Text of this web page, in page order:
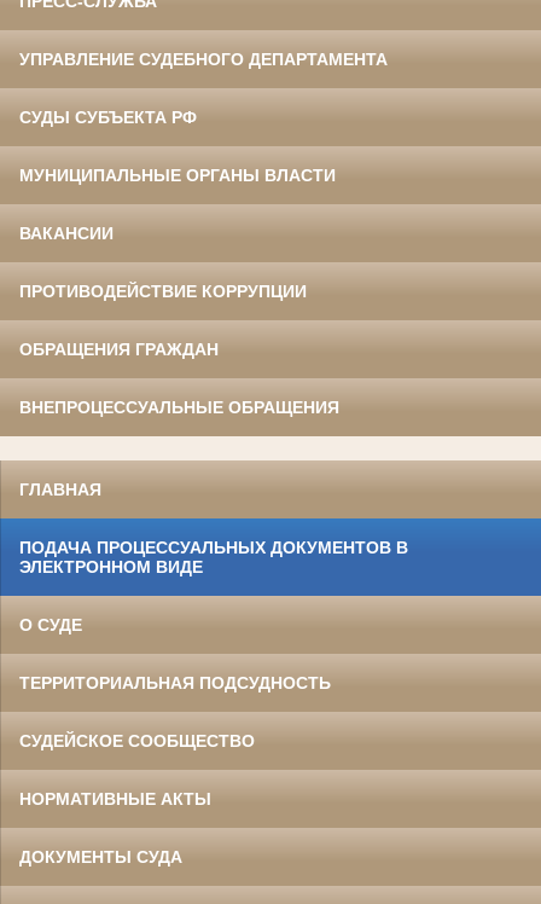
УПРАВЛЕНИЕ СУДЕБНОГО ДЕПАРТАМЕНТА
СУДЫ СУБЪЕКТА РФ
МУНИЦИПАЛЬНЫЕ ОРГАНЫ ВЛАСТИ
ВАКАНСИИ
ПРОТИВОДЕЙСТВИЕ КОРРУПЦИИ
ОБРАЩЕНИЯ ГРАЖДАН
ВНЕПРОЦЕССУАЛЬНЫЕ ОБРАЩЕНИЯ
ГЛАВНАЯ
ПОДАЧА ПРОЦЕССУАЛЬНЫХ ДОКУМЕНТОВ В
ЭЛЕКТРОННОМ ВИДЕ
О СУДЕ
ТЕРРИТОРИАЛЬНАЯ ПОДСУДНОСТЬ
СУДЕЙСКОЕ СООБЩЕСТВО
НОРМАТИВНЫЕ АКТЫ
ДОКУМЕНТЫ СУДА